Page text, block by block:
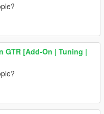
GTR [Add-On | Tuning |